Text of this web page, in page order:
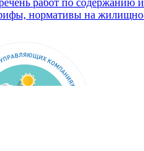
работ по
нормативы на